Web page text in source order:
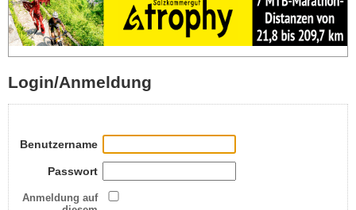
Login/Anmeldung
Benutzername
Passwort
Anmeldung auf